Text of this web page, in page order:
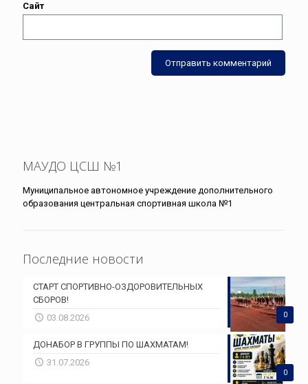
Сайт
МАУДО ЦСШ №1
Муниципальное автономное учреждение дополнительного
образования центральная спортивная школа №1
Последние новости
0
СТАРТ СПОРТИВНО-ОЗДОРОВИТЕЛЬНЫХ
СБОРОВ!
03.08.2026
0
ДОНАБОР В ГРУППЫ ПО ШАХМАТАМ!
31.07.2026